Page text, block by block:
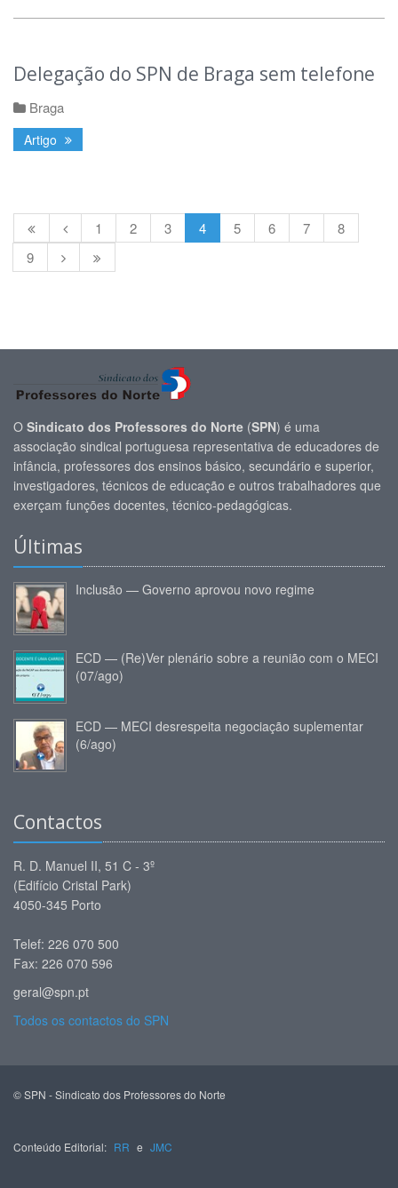
Delegação do SPN de Braga sem telefone
Braga
Artigo
1 2 3 4 5 6 7
8
9
O Sindicato dos Professores do Norte (SPN) é uma
associação sindical portuguesa representativa de educadores de
infância, professores dos ensinos básico, secundário e superior,
investigadores, técnicos de educação e outros trabalhadores que
exerçam funções docentes, técnico-pedagógicas.
Últimas
Inclusão — Governo aprovou novo regime
ECD — (Re)Ver plenário sobre a reunião com o MECI
(07/ago)
ECD — MECI desrespeita negociação suplementar
(6/ago)
Contactos
R. D. Manuel II, 51 C - 3º
(Edifício Cristal Park)
4050-345 Porto
Telef: 226 070 500
Fax: 226 070 596
geral@spn.pt
Todos os contactos do SPN
© SPN - Sindicato dos Professores do Norte
Conteúdo Editorial: RR e JMC